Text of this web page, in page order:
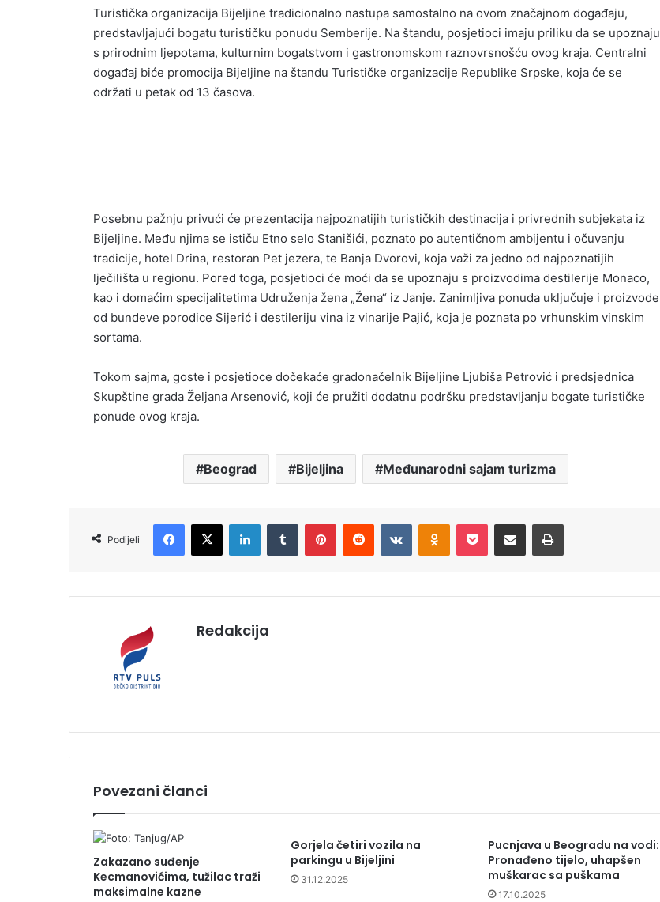
e
m
a
i
l
Turistička organizacija Bijeljine tradicionalno nastupa samostalno na ovom značajnom događaju,
predstavljajući bogatu turističku ponudu Semberije. Na štandu, posjetioci imaju priliku da se upoznaju
s prirodnim ljepotama, kulturnim bogatstvom i gastronomskom raznovrsnošću ovog kraja. Centralni
događaj biće promocija Bijeljine na štandu Turističke organizacije Republike Srpske, koja će se
održati u petak od 13 časova.
Posebnu pažnju privući će prezentacija najpoznatijih turističkih destinacija i privrednih subjekata iz
Bijeljine. Među njima se ističu Etno selo Stanišići, poznato po autentičnom ambijentu i očuvanju
tradicije, hotel Drina, restoran Pet jezera, te Banja Dvorovi, koja važi za jedno od najpoznatijih
lječilišta u regionu. Pored toga, posjetioci će moći da se upoznaju s proizvodima destilerije Monaco,
kao i domaćim specijalitetima Udruženja žena „Žena“ iz Janje. Zanimljiva ponuda uključuje i proizvode
od bundeve porodice Sijerić i destileriju vina iz vinarije Pajić, koja je poznata po vrhunskim vinskim
sortama.
Tokom sajma, goste i posjetioce dočekaće gradonačelnik Bijeljine Ljubiša Petrović i predsjednica
Skupštine grada Željana Arsenović, koji će pružiti dodatnu podršku predstavljanju bogate turističke
ponude ovog kraja.
Beograd Bijeljina Međunarodni sajam turizma
Podijeli
Redakcija
Povezani članci
Zakazano suđenje
Kecmanovićima, tužilac traži
maksimalne kazne
Gorjela četiri vozila na
parkingu u Bijeljini
31.12.2025
Pucnjava u Beogradu na vodi:
Pronađeno tijelo, uhapšen
muškarac sa puškama
17.10.2025